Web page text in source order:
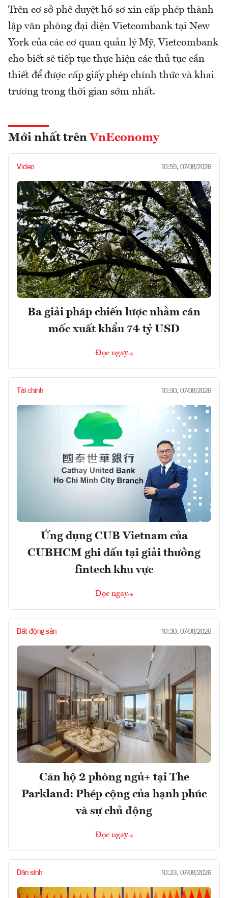
Trên cơ sở phê duyệt hồ sơ xin cấp phép thành
lập văn phòng đại diện Vietcombank tại New
York của các cơ quan quản lý Mỹ, Vietcombank
cho biết sẽ tiếp tục thực hiện các thủ tục cần
thiết để được cấp giấy phép chính thức và khai
trương trong thời gian sớm nhất.
Mới nhất trên VnEconomy
Video 10:59, 07/08/2026
Ba giải pháp chiến lược nhằm cán
mốc xuất khẩu 74 tỷ USD
Đọc ngay
Tài chính 10:30, 07/08/2026
Ứng dụng CUB Vietnam của
CUBHCM ghi dấu tại giải thưởng
fintech khu vực
Đọc ngay
Bất động sản 10:30, 07/08/2026
Căn hộ 2 phòng ngủ+ tại The
Parkland: Phép cộng của hạnh phúc
và sự chủ động
Đọc ngay
Dân sinh 10:23, 07/08/2026